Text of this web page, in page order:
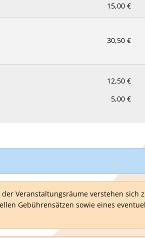
15,00 €
30,50 €
12,50 €
5,00 €
Veranstaltungsräume verstehen sich
Gebührensätzen sowie eines